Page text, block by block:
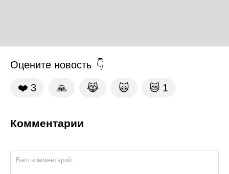
Оцените новость
❤️ 3 🙏 😹 🙀 😿 1
Комментарии